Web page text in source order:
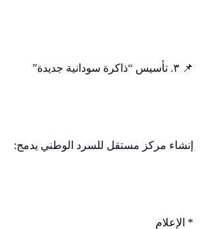
📌 ٣. تأسيس “ذاكرة سودانية جديدة”
إنشاء مركز مستقل للسرد الوطني يدمج:
* الإعلام